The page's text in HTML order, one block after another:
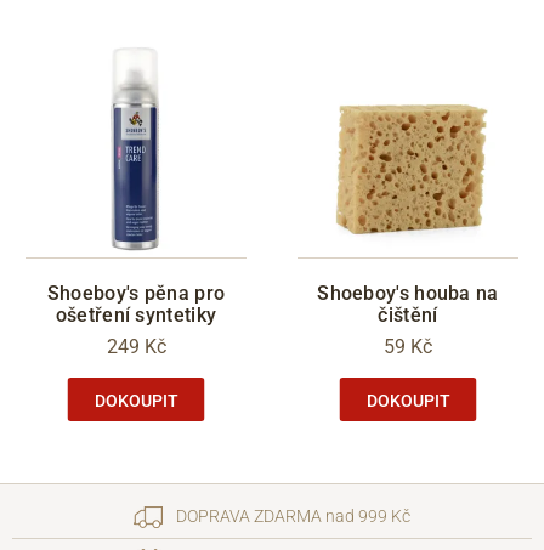
Shoeboy's pěna pro
ošetření syntetiky
249 Kč
DOKOUPIT
Shoeboy's houba na
čištění
59 Kč
DOKOUPIT
DOPRAVA ZDARMA nad 999 Kč